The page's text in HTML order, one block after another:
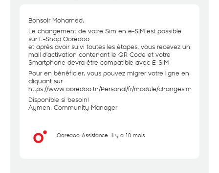
Bonsoir Mohamed,
Le changement de votre Sim en e-SIM est possible
sur E-Shop Ooredoo
et après avoir suivi toutes les étapes, vous recevez un
mail d’activation contenant le QR Code et votre
Smartphone devra être compatible avec E-SIM
Pour en bénéficier, vous pouvez migrer votre ligne en
cliquant sur
https://www.ooredoo.tn/Personal/fr/module/changesim/chang...
Disponible si besoin!
Aymen, Community Manager
Ooredoo Assistance il y a 10 mois